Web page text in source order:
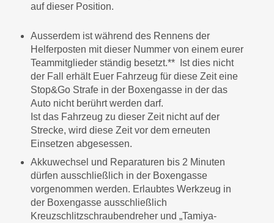
auf dieser Position.
Ausserdem ist während des Rennens der
Helferposten mit dieser Nummer von einem eurer
Teammitglieder ständig besetzt.** Ist dies nicht
der Fall erhält Euer Fahrzeug für diese Zeit eine
Stop&Go Strafe in der Boxengasse in der das
Auto nicht berührt werden darf.
Ist das Fahrzeug zu dieser Zeit nicht auf der
Strecke, wird diese Zeit vor dem erneuten
Einsetzen abgesessen.
Akkuwechsel und Reparaturen bis 2 Minuten
dürfen ausschließlich in der Boxengasse
vorgenommen werden. Erlaubtes Werkzeug in
der Boxengasse ausschließlich
Kreuzschlitzschraubendreher und „Tamiya-